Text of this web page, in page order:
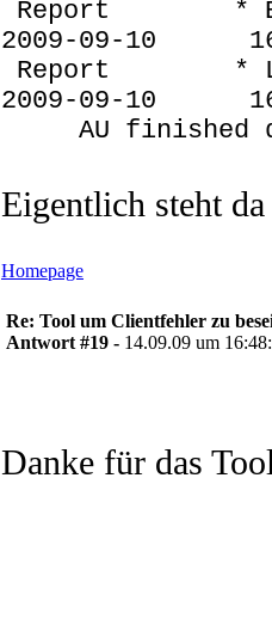
Report * Bios
2009-09-
Report *
2009-09-10
AU finished
Eigentlich steht
Homepage
Re: Tool um Clientfehler zu
Antwort #19 - 14.09.09 um
Danke für das